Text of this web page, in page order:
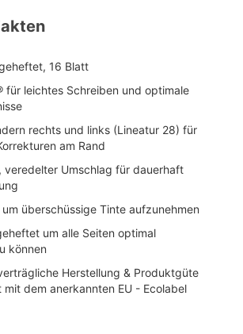
16 Blatt
für leichtes Schreiben und optimale
rechts und links (Lineatur 28) für
am Rand
veredelter Umschlag für dauerhaft
überschüssige Tinte aufzunehmen
um alle Seiten optimal
können
Herstellung & Produktgüte
dem anerkannten EU - Ecolabel